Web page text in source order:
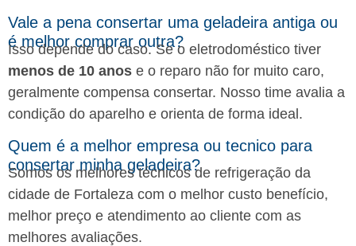
Vale a pena consertar uma geladeira antiga ou
é melhor comprar outra?
Isso depende do caso. Se o eletrodoméstico tiver
menos de 10 anos e o reparo não for muito caro,
geralmente compensa consertar. Nosso time avalia a
condição do aparelho e orienta de forma ideal.
Quem é a melhor empresa ou tecnico para
consertar minha geladeira?
Somos os melhores técnicos de refrigeração da
cidade de Fortaleza com o melhor custo benefício,
melhor preço e atendimento ao cliente com as
melhores avaliações.